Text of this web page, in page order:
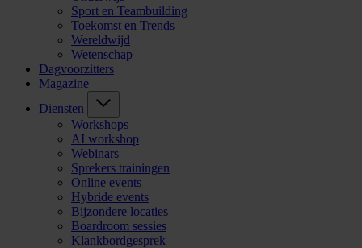
Sport en Teambuilding
Toekomst en Trends
Wereldwijd
Wetenschap
Dagvoorzitters
Magazine
Diensten
Workshops
AI workshop
Webinars
Sprekers trainingen
Online events
Hybride events
Bijzondere locaties
Boardroom sessies
Klankbordgesprek